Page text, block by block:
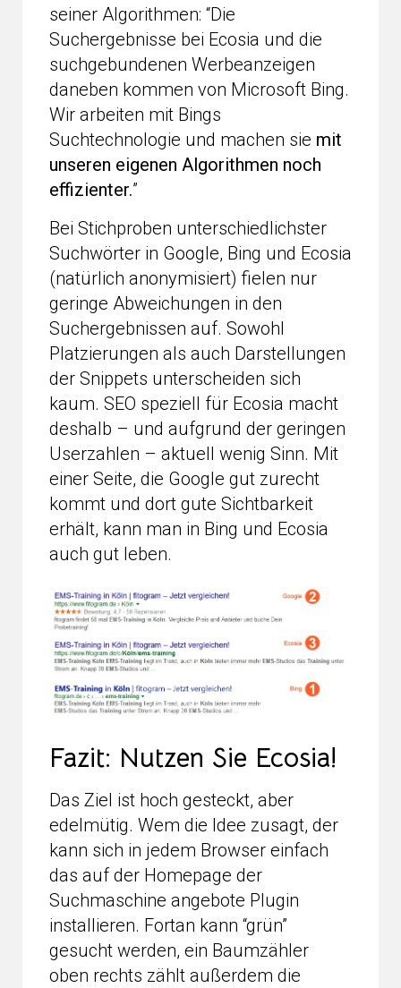
seiner Algorithmen: “Die
Suchergebnisse bei Ecosia und die
suchgebundenen Werbeanzeigen
daneben kommen von Microsoft Bing.
Wir arbeiten mit Bings
Suchtechnologie und machen sie mit
unseren eigenen Algorithmen noch
effizienter.”
Bei Stichproben unterschiedlichster
Suchwörter in Google, Bing und Ecosia
(natürlich anonymisiert) fielen nur
geringe Abweichungen in den
Suchergebnissen auf. Sowohl
Platzierungen als auch Darstellungen
der Snippets unterscheiden sich
kaum. SEO speziell für Ecosia macht
deshalb – und aufgrund der geringen
Userzahlen – aktuell wenig Sinn. Mit
einer Seite, die Google gut zurecht
kommt und dort gute Sichtbarkeit
erhält, kann man in Bing und Ecosia
auch gut leben.
Fazit: Nutzen Sie Ecosia!
Das Ziel ist hoch gesteckt, aber
edelmütig. Wem die Idee zusagt, der
kann sich in jedem Browser einfach
das auf der Homepage der
Suchmaschine angebote Plugin
installieren. Fortan kann “grün”
gesucht werden, ein Baumzähler
oben rechts zählt außerdem die